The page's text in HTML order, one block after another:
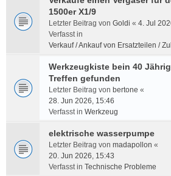
1500er X1/9
Letzter Beitrag von Goldi « 4. Jul
Verfasst in
Verkauf / Ankauf von Ersatzteilen /
Werkzeugkiste bein 40
Treffen gefunden
Letzter Beitrag von bertone «
28. Jun 2026, 15:46
Verfasst in Werkzeug
elektrische wasserpumpe
Letzter Beitrag von madapollon «
20. Jun 2026, 15:43
Verfasst in Technische Probleme